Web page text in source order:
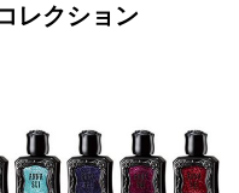
レクション